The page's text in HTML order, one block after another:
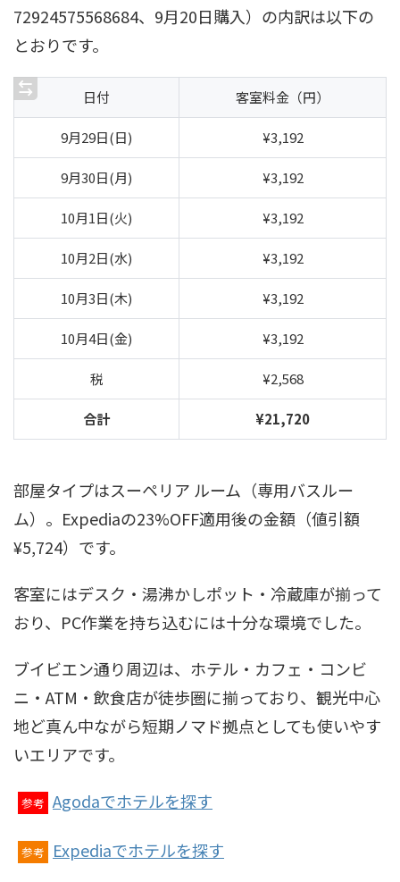
72924575568684、9月20日購入）の内訳は以下の
とおりです。
日付 客室料金（円）
9月29日(日) ¥3,192
9月30日(月) ¥3,192
10月1日(火) ¥3,192
10月2日(水) ¥3,192
10月3日(木) ¥3,192
10月4日(金) ¥3,192
税 ¥2,568
合計 ¥21,720
部屋タイプはスーペリア ルーム（専用バスルー
ム）。Expediaの23%OFF適用後の金額（値引額
¥5,724）です。
客室にはデスク・湯沸かしポット・冷蔵庫が揃って
おり、PC作業を持ち込むには十分な環境でした。
ブイビエン通り周辺は、ホテル・カフェ・コンビ
ニ・ATM・飲食店が徒歩圏に揃っており、観光中心
地ど真ん中ながら短期ノマド拠点としても使いやす
いエリアです。
参考 Agodaでホテルを探す
参考 Expediaでホテルを探す